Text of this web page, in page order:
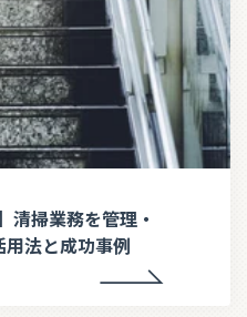
清掃業務を管理・
法と成功事例